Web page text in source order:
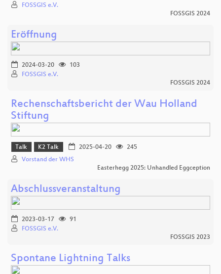
FOSSGIS e.V.
FOSSGIS 2024
Eröffnung
2024-03-20
103
FOSSGIS e.V.
FOSSGIS 2024
Rechenschaftsbericht der Wau Holland
Stiftung
Talk K2 Talk 2025-04-20
245
Vorstand der WHS
Easterhegg 2025: Unhandled Eggception
Abschlussveranstaltung
2023-03-17
91
FOSSGIS e.V.
FOSSGIS 2023
Spontane Lightning Talks